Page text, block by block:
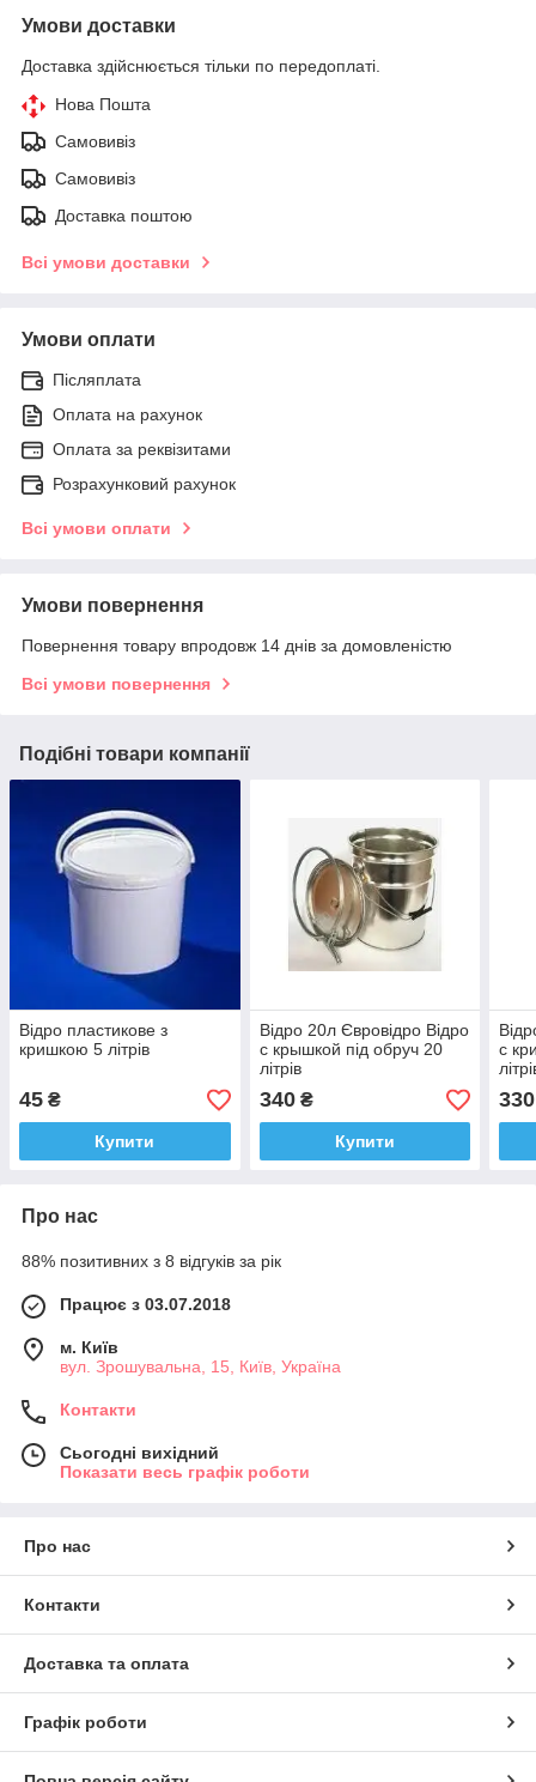
Умови доставки
Доставка здійснюється тільки по передоплаті.
Нова Пошта
Самовивіз
Самовивіз
Доставка поштою
Всі умови доставки
Умови оплати
Післяплата
Оплата на рахунок
Оплата за реквізитами
Розрахунковий рахунок
Всі умови оплати
Умови повернення
Повернення товару впродовж 14 днів за домовленістю
Всі умови повернення
Подібні товари компанії
Відро пластикове з
кришкою 5 літрів
45 ₴
Купити
Відро 20л Євровідро Відро
с крышкой під обруч 20
літрів
340₴
Купити
с
330
Про нас
88% позитивних з 8 відгуків за рік
Працює з 03.07.2018
м. Київ
вул. Зрошувальна, 15, Київ, Україна
Контакти
Сьогодні вихідний
Показати весь графік роботи
Про нас
Контакти
Доставка та оплата
Графік роботи